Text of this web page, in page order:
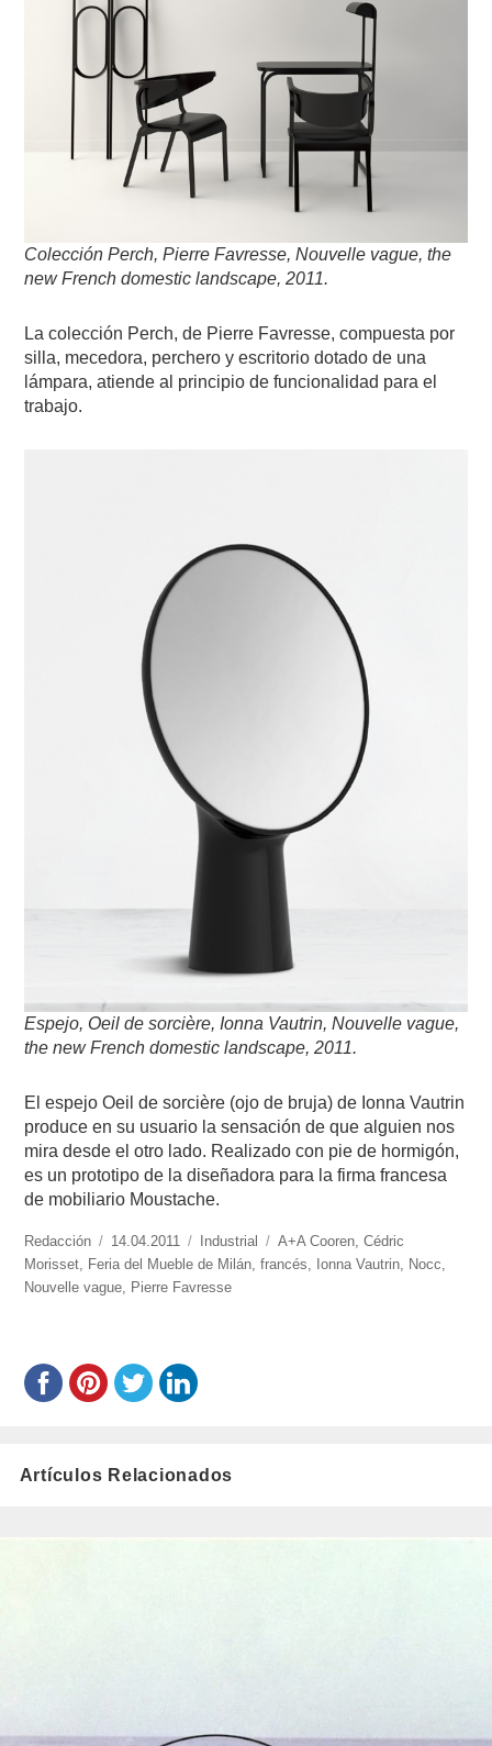
Colección Perch, Pierre Favresse, Nouvelle vague, the
new French domestic landscape, 2011.
La colección Perch, de Pierre Favresse, compuesta por
silla, mecedora, perchero y escritorio dotado de una
lámpara, atiende al principio de funcionalidad para el
trabajo.
Espejo, Oeil de sorcière, Ionna Vautrin, Nouvelle vague,
the new French domestic landscape, 2011.
El espejo Oeil de sorcière (ojo de bruja) de Ionna Vautrin
produce en su usuario la sensación de que alguien nos
mira desde el otro lado. Realizado con pie de hormigón,
es un prototipo de la diseñadora para la firma francesa
de mobiliario Moustache.
https://www.experimenta.es/author/redaccion/
Redacción
Publicado
el
14.04.2011 Categorías
Industrial Etiquetas
A+A Cooren,Cédric
Morisset, Feria del Mueble de Milán,francés, Ionna Vautrin, Nocc,
Nouvelle vague, Pierre Favresse
Artículos Relacionados